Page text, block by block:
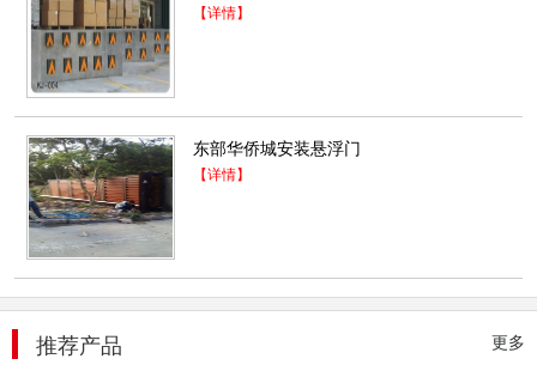
【详情】
东部华侨城安装悬浮门
【详情】
更多
推荐产品
产品参数： ◇材质:304拉丝不锈钢 ◇上盖厚
度：1.5mm ◇箱体厚度：1.2mm ◇箱...
2019-12-21
压力、冲击力强！2、型材规格：底梁：